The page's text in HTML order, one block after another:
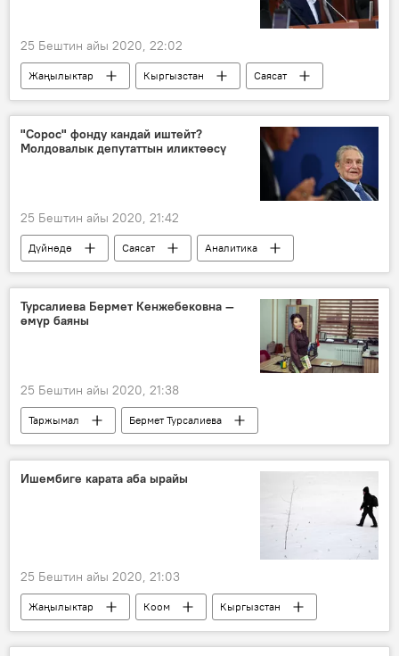
25 Бештин айы 2020, 22:02
Жаңылыктар Кыргызстан
Саясат
Россия
Дүйнөдө
пенсия
акча
жардам депутат
"Сорос" фонду кандай иштейт?
Молдовалык депутаттын иликтөөсү
25 Бештин айы 2020, 21:42
Дүйнөдө Саясат
Аналитика
Ой-пикир
Молдова
депутат
иликтөө
Жорж Сорос
бейөкмөт уюму
Турсалиева Бермет Кенжебековна —
өмүр баяны
25 Бештин айы 2020, 21:38
Таржымал Бермет Турсалиева
Ишембиге карата аба ырайы
25 Бештин айы 2020, 21:03
Жаңылыктар Коом
Кыргызстан
аба ырайы
декабрь